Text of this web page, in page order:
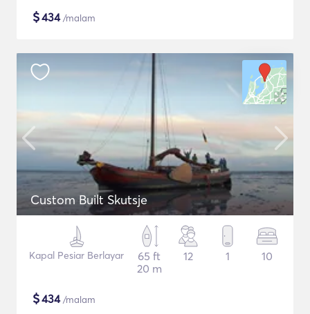
$434/malam
Custom Built Skutsje
Kapal Pesiar Berlayar
65 ft
20 m
12 1 10
$434/malam